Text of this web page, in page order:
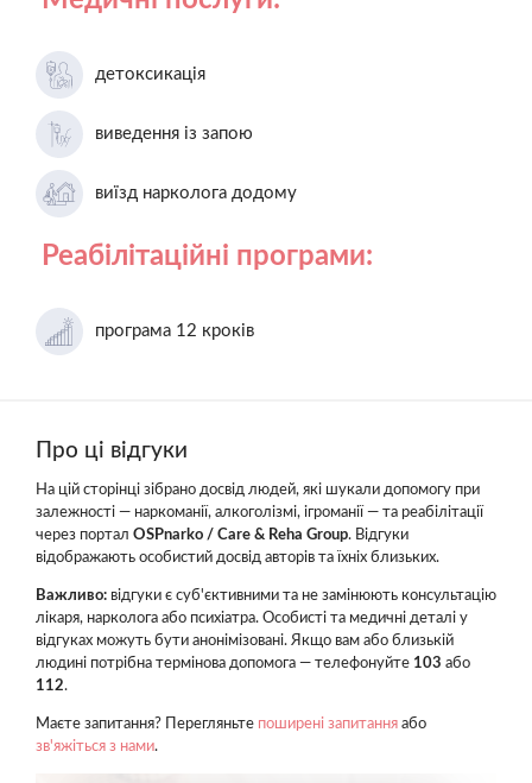
детоксикація
виведення із запою
виїзд нарколога додому
Реабілітаційні програми:
програма 12 кроків
Про ці відгуки
На цій сторінці зібрано досвід людей, які шукали допомогу при
залежності — наркоманії, алкоголізмі, ігроманії — та реабілітації
через портал OSPnarko / Care & Reha Group. Відгуки
відображають особистий досвід авторів та їхніх близьких.
Важливо: відгуки є суб'єктивними та не замінюють консультацію
лікаря, нарколога або психіатра. Особисті та медичні деталі у
відгуках можуть бути анонімізовані. Якщо вам або близькій
людині потрібна термінова допомога — телефонуйте 103 або
112.
Маєте запитання? Перегляньте поширені запитання або
зв'яжіться з нами.